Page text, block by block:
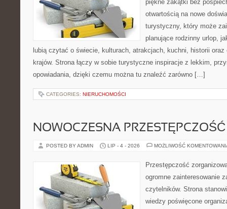
piękne zakątki bez
otwartością na nowe
turystyczny, który może
planujące rodzinny urlop,
lubią czytać o świecie, kulturach, atrakcjach, kuchni, historii
krajów. Strona łączy w sobie turystyczne inspiracje z lekkim,
opowiadania, dzięki czemu można tu znaleźć zarówno […]
CATEGORIES: NIERUCHOMOŚCI
NOWOCZESNA PRZESTĘPCZOŚĆ
POSTED BY ADMIN LIP - 4 - 2026 MOŻLIWOŚĆ
Przestępczość
ogromne zainteresowanie
czytelników. Strona
wiedzy poświęcone